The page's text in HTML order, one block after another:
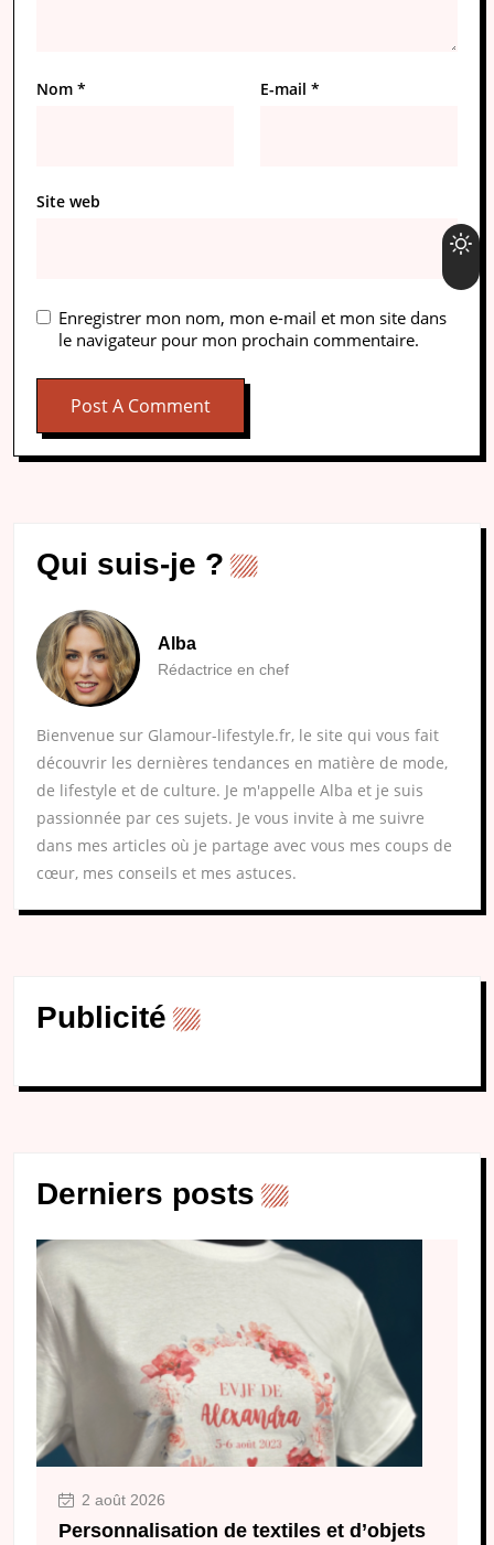
Nom * E-mail *
Site web
Enregistrer mon nom, mon e-mail et mon site dans
le navigateur pour mon prochain commentaire.
Qui suis-je ?
Alba
Rédactrice en chef
Bienvenue sur Glamour-lifestyle.fr, le site qui vous fait
découvrir les dernières tendances en matière de mode,
de lifestyle et de culture. Je m'appelle Alba et je suis
passionnée par ces sujets. Je vous invite à me suivre
dans mes articles où je partage avec vous mes coups de
cœur, mes conseils et mes astuces.
Publicité
Derniers posts
2 août 2026
Personnalisation de textiles et d’objets